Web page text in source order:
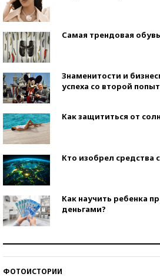
Самая трендовая обувь
Знаменитости и
успеха со второй
Как защититься от
Кто изобрел средства
Как научить ребенка
деньгами?
ФОТОИСТОРИИ